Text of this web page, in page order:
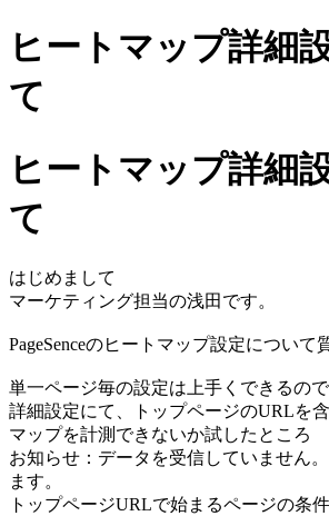
ヒートマップ詳細
て
ヒートマップ詳細
て
はじめまして
マーケティング担当の浅田です。
PageSenceのヒートマップ設定について
単一ページ毎の設定は上手くできるの
詳細設定にて、トップページのURLを
マップを計測できないか試したところ
お知らせ：データを受信していません
ます。
トップページURLで始まるページの条